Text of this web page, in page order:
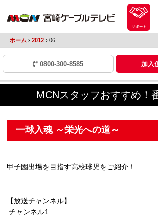
サポート
ホーム › 2012 ›06
0800-300-8585 加入
MCNスタッフおすすめ！
一球入魂 ～栄光への道～
甲子園出場を目指す高校球児をご紹介！
【放送チャンネル】
チャンネル1